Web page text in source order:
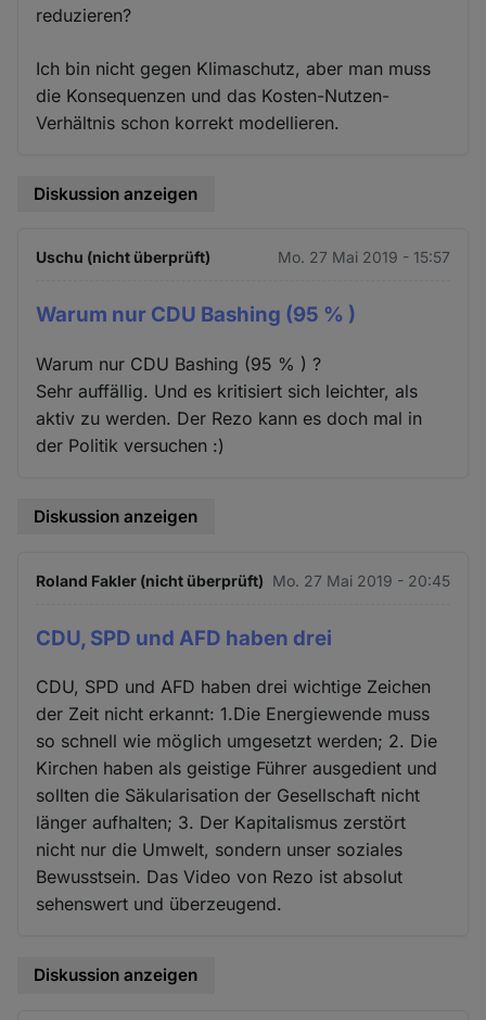
reduzieren?
Ich bin nicht gegen Klimaschutz, aber man muss
die Konsequenzen und das Kosten-Nutzen-
Verhältnis schon korrekt modellieren.
Diskussion anzeigen
Uschu (nicht überprüft) Mo. 27 Mai 2019 - 15:57
Warum nur CDU Bashing (95 % )
Warum nur CDU Bashing (95 % ) ?
Sehr auffällig. Und es kritisiert sich leichter, als
aktiv zu werden. Der Rezo kann es doch mal in
der Politik versuchen :)
Diskussion anzeigen
Roland Fakler (nicht überprüft) Mo. 27 Mai 2019 - 20:45
CDU, SPD und AFD haben drei
CDU, SPD und AFD haben drei wichtige Zeichen
der Zeit nicht erkannt: 1.Die Energiewende muss
so schnell wie möglich umgesetzt werden; 2. Die
Kirchen haben als geistige Führer ausgedient und
sollten die Säkularisation der Gesellschaft nicht
länger aufhalten; 3. Der Kapitalismus zerstört
nicht nur die Umwelt, sondern unser soziales
Bewusstsein. Das Video von Rezo ist absolut
sehenswert und überzeugend.
Diskussion anzeigen